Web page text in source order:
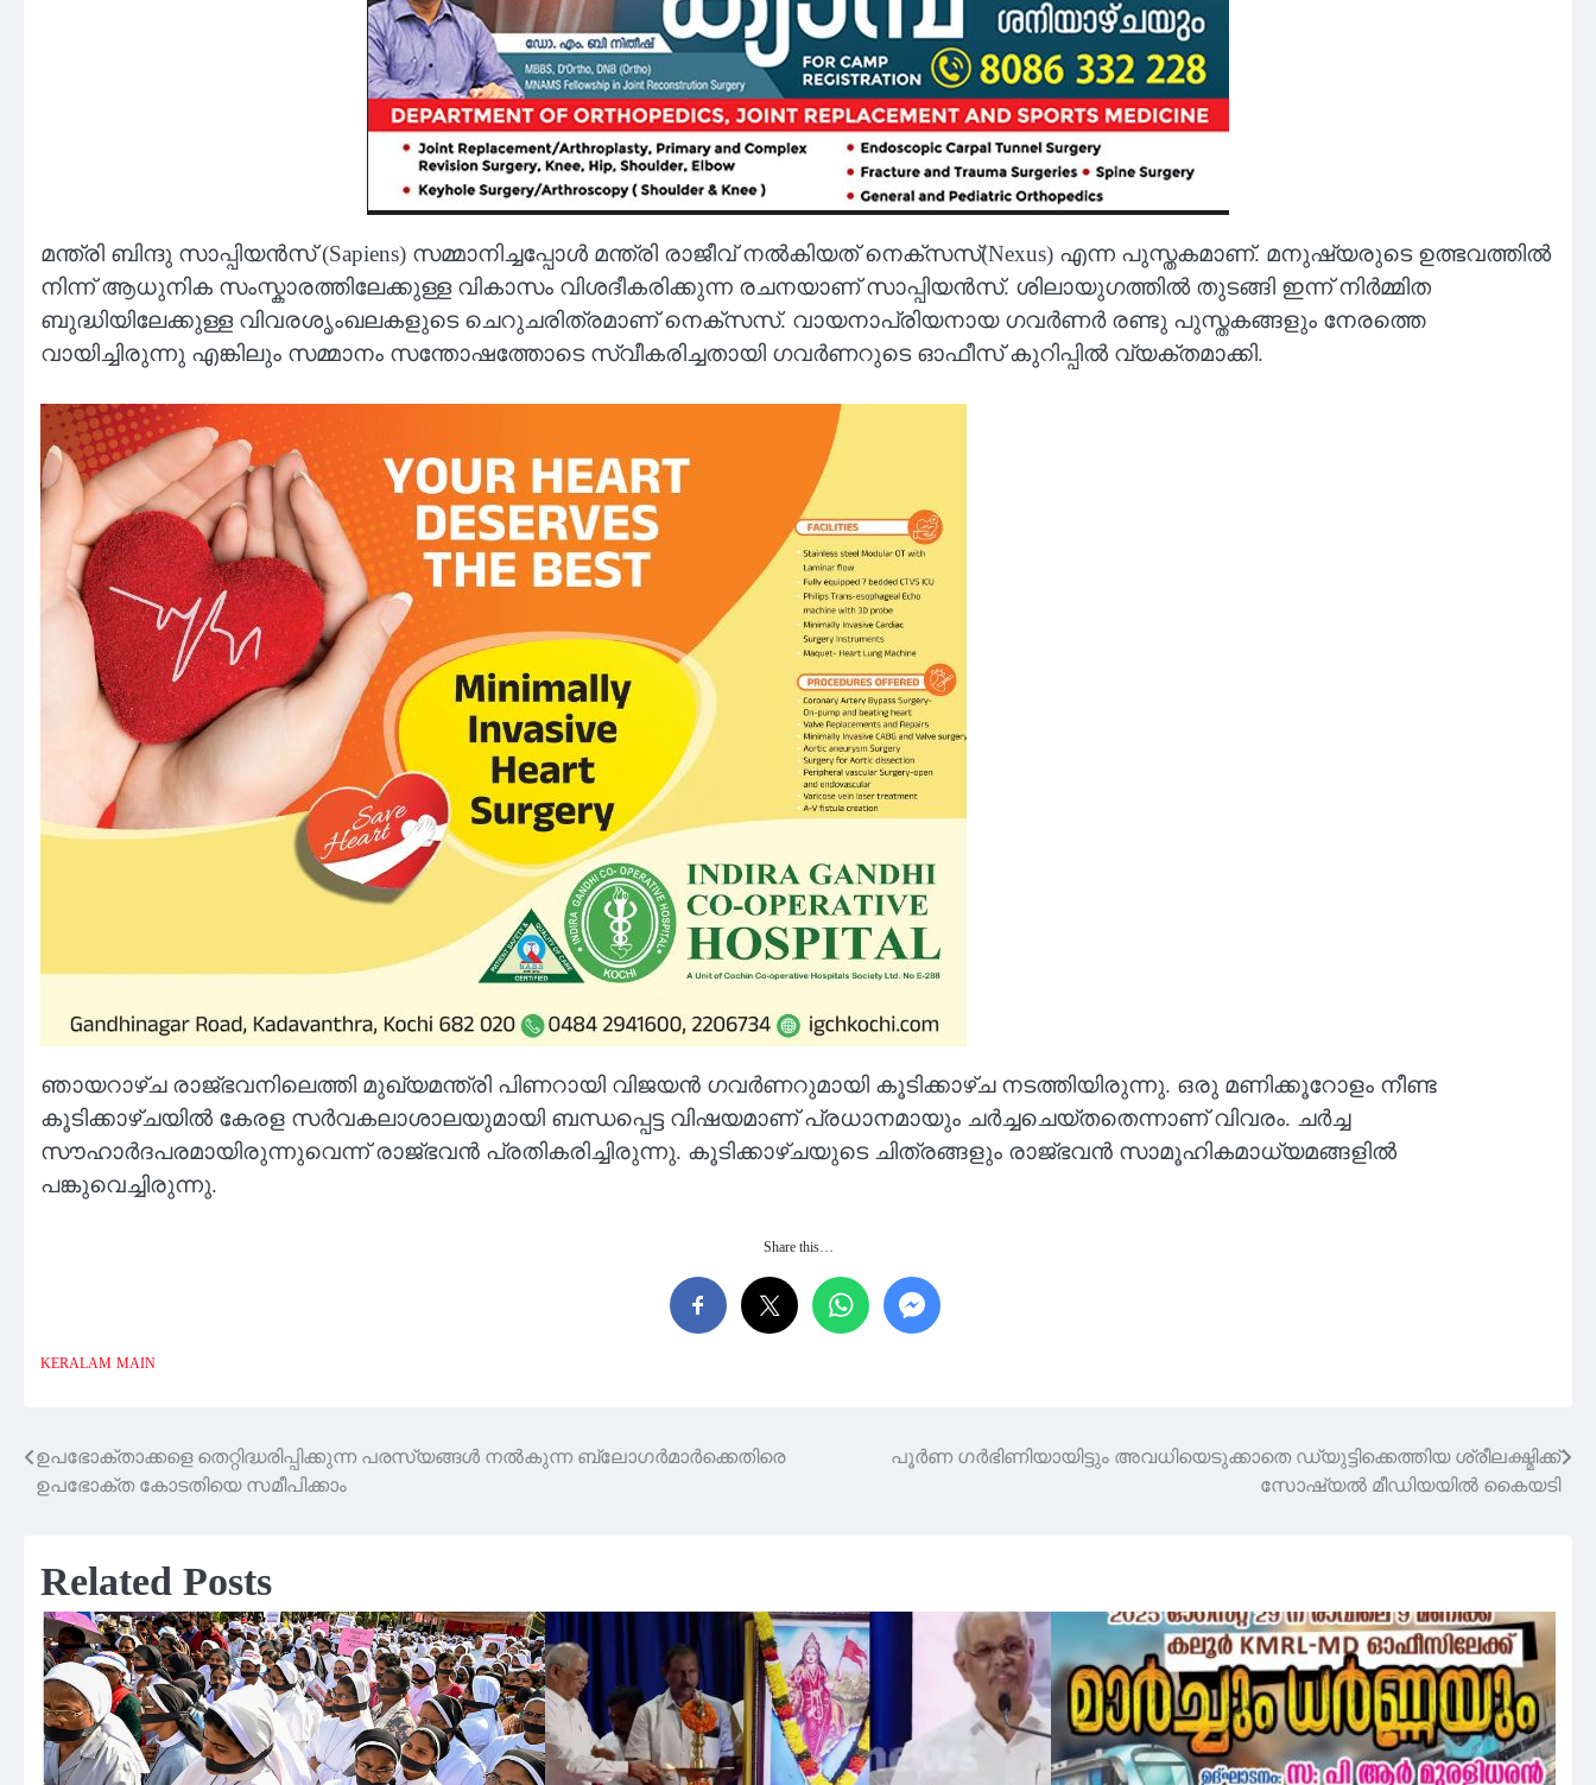
മന്ത്രി ബിന്ദു സാപ്പിയൻസ് (Sapiens) സമ്മാനിച്ചപ്പോള്‍ മന്ത്രി രാജീവ് നല്‍കിയത് നെക്സസ്(Nexus) എന്ന പുസ്തകമാണ്. മനുഷ്യരുടെ ഉത്ഭവത്തില്‍
നിന്ന് ആധുനിക സംസ്കാരത്തിലേക്കുള്ള വികാസം വിശദീകരിക്കുന്ന രചനയാണ് സാപ്പിയൻസ്. ശിലായുഗത്തില്‍ തുടങ്ങി ഇന്ന് നിര്‍മ്മിത
ബുദ്ധിയിലേക്കുള്ള വിവരശൃംഖലകളുടെ ചെറുചരിത്രമാണ് നെക്സസ്. വായനാപ്രിയനായ ഗവര്‍ണര്‍ രണ്ടു പുസ്തകങ്ങളും നേരത്തെ
വായിച്ചിരുന്നു എങ്കിലും സമ്മാനം സന്തോഷത്തോടെ സ്വീകരിച്ചതായി ഗവർണറുടെ ഓഫീസ് കുറിപ്പിൽ വ്യക്തമാക്കി.
ഞായറാഴ്ച രാജ്ഭവനിലെത്തി മുഖ്യമന്ത്രി പിണറായി വിജയൻ ഗവർണറുമായി കൂടിക്കാഴ്ച നടത്തിയിരുന്നു. ഒരു മണിക്കൂറോളം നീണ്ട
കൂടിക്കാഴ്ചയിൽ കേരള സര്‍വകലാശാലയുമായി ബന്ധപ്പെട്ട വിഷയമാണ് പ്രധാനമായും ചര്‍ച്ചചെയ്തതെന്നാണ് വിവരം. ചര്‍ച്ച
സൗഹാര്‍ദപരമായിരുന്നുവെന്ന് രാജ്ഭവന്‍ പ്രതികരിച്ചിരുന്നു. കൂടിക്കാഴ്ചയുടെ ചിത്രങ്ങളും രാജ്ഭവന്‍ സാമൂഹികമാധ്യമങ്ങളില്‍
പങ്കുവെച്ചിരുന്നു.
Share this…
KERALAM MAIN
Post
navigation
ഉപഭോക്താക്കളെ തെറ്റിദ്ധരിപ്പിക്കുന്ന പരസ്യങ്ങൾ നൽകുന്ന ബ്ലോഗർമാർക്കെതിരെ
ഉപഭോക്ത കോടതിയെ സമീപിക്കാം
പൂർണ ഗർഭിണിയായിട്ടും അവധിയെടുക്കാതെ ഡ്യുട്ടിക്കെത്തിയ ശ്രീലക്ഷ്മിക്ക്
സോഷ്യൽ മീഡിയയിൽ കൈയടി
Related Posts